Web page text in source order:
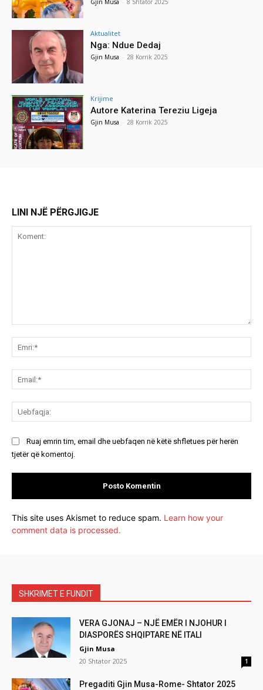
Aktualitet
Nga: Ndue Dedaj
Gjin Musa - 28 Korrik 2025
Krijime
Autore Katerina Tereziu Ligeja
Gjin Musa - 28 Korrik 2025
LINI NJË PËRGJIGJE
Ruaj emrin tim, email dhe uebfaqen në këtë shfletues për herën
tjetër që komentoj.
This site uses Akismet to reduce spam. Learn how your
comment data is processed.
SHKRIMET E FUNDIT
VERA GJONAJ – NJË EMËR I NJOHUR I
DIASPORËS SHQIPTARE NË ITALI
Gjin Musa
20 Shtator 2025
1
Pregaditi Gjin Musa-Rome- Shtator 2025